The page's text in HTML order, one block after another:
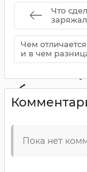
Что
Чем
и в чем
Пока нет